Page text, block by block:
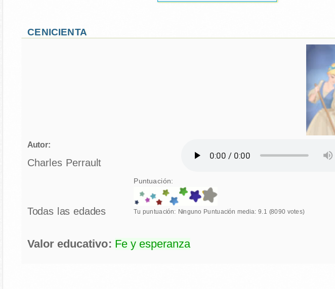
CENICIENTA
Autor:
Charles Perrault
Todas las edades
Puntuación:
Tu puntuación: Ninguno Puntuación media: 9.1 (8090votes)
Valor educativo: Fe y esperanza